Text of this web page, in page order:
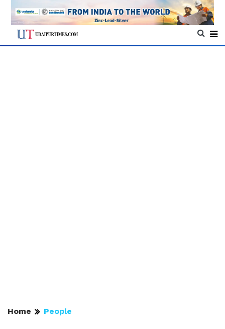
Home People